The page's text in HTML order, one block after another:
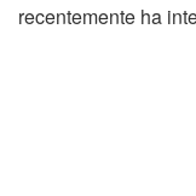
recentemente ha